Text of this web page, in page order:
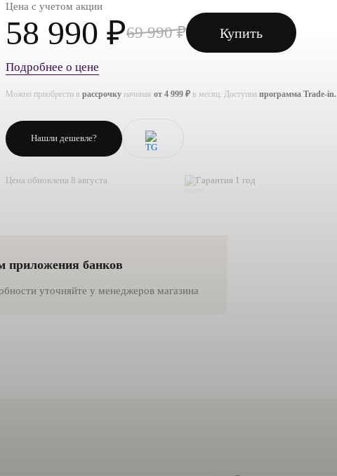
Цена с учетом акции
58 990 ₽69 990 ₽ Купить
Подробнее о цене
Можно приобрести в рассрочку начиная от 4 999 ₽ в месяц. Доступна программа Trade-in.
Нашли дешевле?
Цена обновлена 8 августа Гарантия 1 год
приложения банков
уточняйте у менеджеров магазина